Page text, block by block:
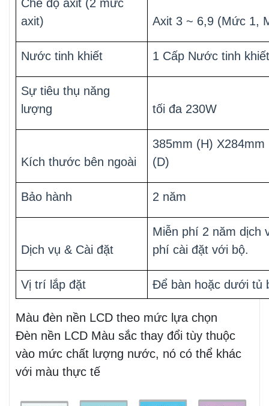
Chế độ axit (2 mức
axit)
Axit 3 ~ 6,9 (Mức 1,
Nước tinh khiết 1 Cấp Nước tinh khiết
Sự tiêu thụ năng
lượng
tối đa 230W
Kích thước bên ngoài
385mm (H)
(D)
Bảo hành 2 năm
Dịch vụ & Cài đặt
Miễn phí 2 năm dịch
phí cài đặt với bộ.
Vị trí lắp đặt Để bàn hoặc dưới tủ
Màu đèn nền LCD theo mức lựa chọn
Đèn nền LCD Màu sắc thay đổi tùy thuộc
vào mức chất lượng nước, nó có thể khác
với màu thực tế